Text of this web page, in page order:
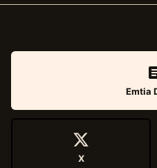
Emtia
X